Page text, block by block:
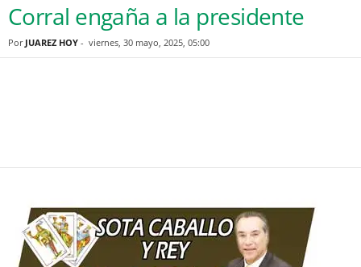
Corral engaña a la presidente
Por JUAREZ HOY - viernes, 30 mayo, 2025, 05:00